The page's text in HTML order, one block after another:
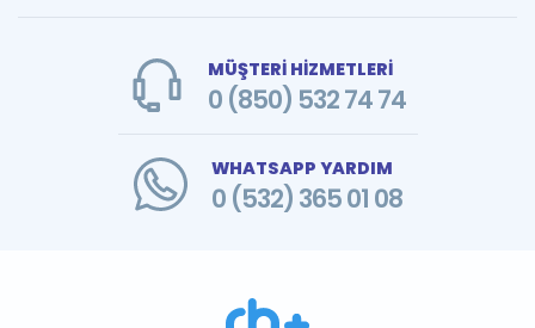
MÜŞTERİ HİZMETLERİ
0 (850) 532 74 74
WHATSAPP YARDIM
0 (532) 365 01 08